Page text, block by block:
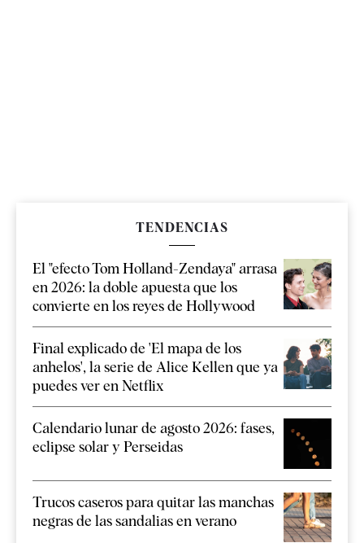
TENDENCIAS
El "efecto Tom Holland-Zendaya" arrasa
en 2026: la doble apuesta que los
convierte en los reyes de Hollywood
Final explicado de 'El mapa de los
anhelos', la serie de Alice Kellen que ya
puedes ver en Netflix
Calendario lunar de agosto 2026: fases,
eclipse solar y Perseidas
Trucos caseros para quitar las manchas
negras de las sandalias en verano